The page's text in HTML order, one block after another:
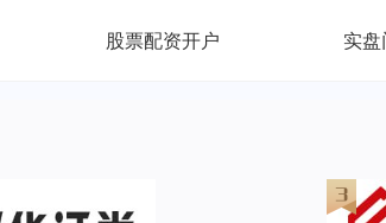
股票配资开户 实